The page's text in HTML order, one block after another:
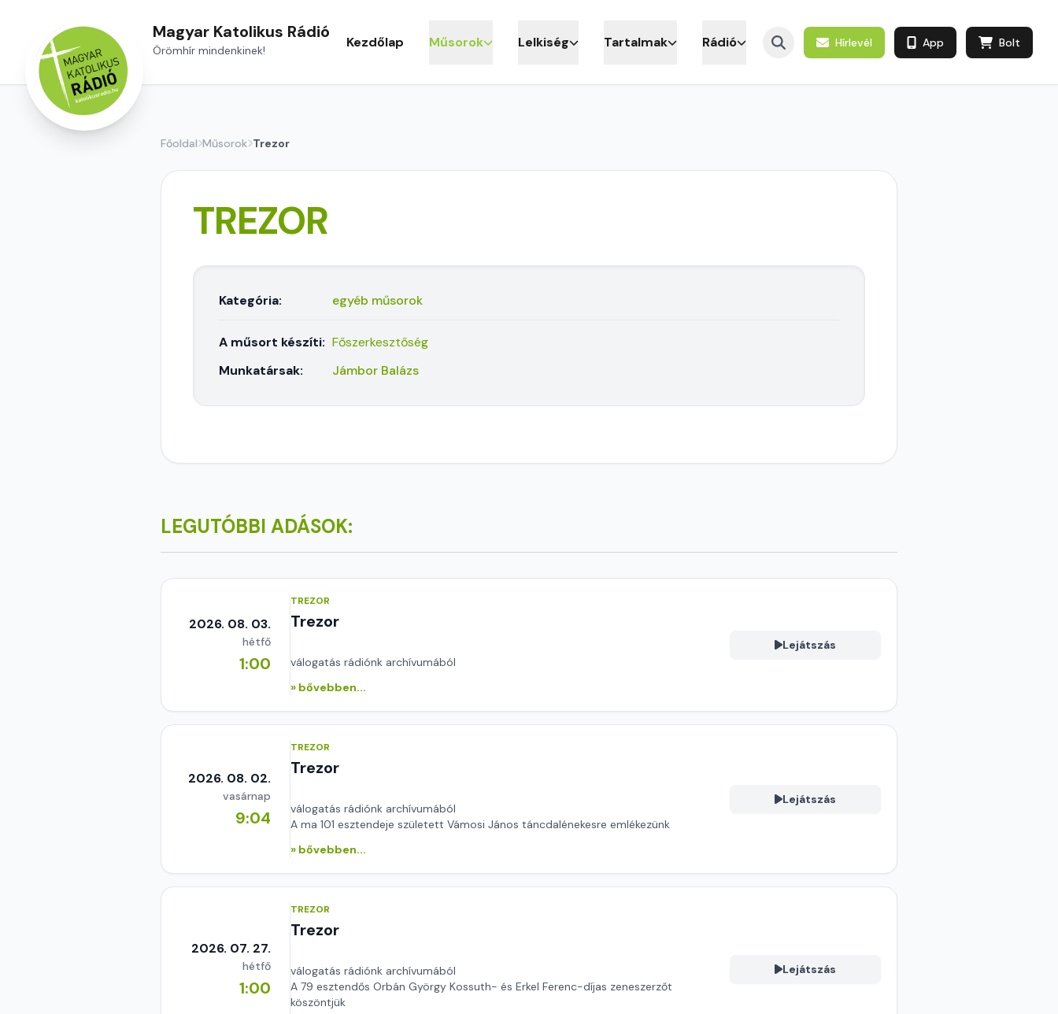
Magyar Katolikus Rádió
Örömhír mindenkinek! Kezdőlap Műsorok Lelkiség Tartalmak Rádió Hírlevél App Bolt
Főoldal Műsorok Trezor
TREZOR
Kategória: egyéb műsorok
A műsort készíti: Főszerkesztőség
Munkatársak:
Jámbor Balázs
LEGUTÓBBI ADÁSOK:
2026. 08. 03.
hétfő
1:00
TREZOR
Trezor
válogatás rádiónk archívumából
» bővebben...
Lejátszás
2026. 08. 02.
vasárnap
9:04
TREZOR
Trezor
válogatás rádiónk archívumából
A ma 101 esztendeje született Vámosi János táncdalénekesre emlékezünk
» bővebben...
Lejátszás
2026. 07. 27.
hétfő
1:00
TREZOR
Trezor
válogatás rádiónk archívumából
A 79 esztendős Orbán György Kossuth- és Erkel Ferenc-díjas zeneszerzőt
köszöntjük
Lejátszás